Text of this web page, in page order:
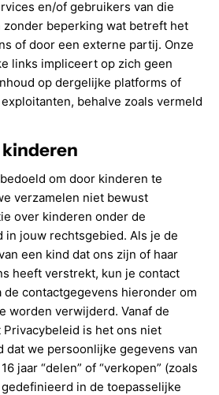
en/of gebruikers van die
zonder beperking wat betreft het
of door een externe partij. Onze
links impliceert op zich geen
op dergelijke platforms of
behalve zoals vermeld
kinderen
om door kinderen te
verzamelen niet bewust
over kinderen onder de
jouw rechtsgebied. Als je de
een kind dat ons zijn of haar
heeft verstrekt, kun je contact
de contactgegevens hieronder om
worden verwijderd. Vanaf de
Privacybeleid is het ons niet
dat we persoonlijke gegevens van
jaar “delen” of “verkopen” (zoals
in de toepasselijke